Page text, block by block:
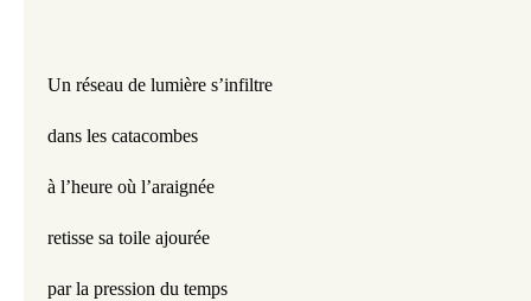
Un réseau de lumière s’infiltre
dans les catacombes
à l’heure où l’araignée
retisse sa toile ajourée
par la pression du temps